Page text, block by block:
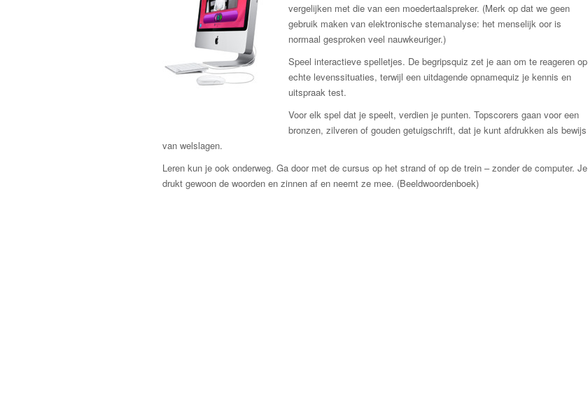
vergelijken met die van een moedertaalspreker. (Merk op dat we geen
gebruik maken van elektronische stemanalyse: het menselijk oor is
normaal gesproken veel nauwkeuriger.)
Speel interactieve spelletjes. De begripsquiz zet je aan om te reageren op
echte levenssituaties, terwijl een uitdagende opnamequiz je kennis en
uitspraak test.
Voor elk spel dat je speelt, verdien je punten. Topscorers gaan voor een
bronzen, zilveren of gouden getuigschrift, dat je kunt afdrukken als bewijs
van welslagen.
Leren kun je ook onderweg. Ga door met de cursus op het strand of op de trein – zonder de computer. Je
drukt gewoon de woorden en zinnen af en neemt ze mee. (Beeldwoordenboek)